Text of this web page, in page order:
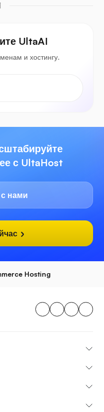
UltaAI
и хостингу.
с UltaHost
нами
Hosting